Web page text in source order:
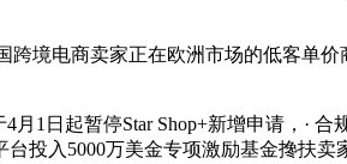
电商卖家正在欧洲市场的低客单价
起暂停Star Shop+新增申请，· 合
投入5000万美金专项激励基金搀扶卖